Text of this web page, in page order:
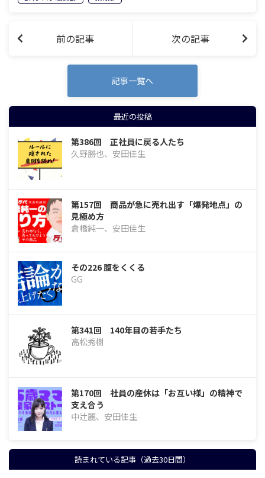
が起きています。 突然ですが、皆さん
前の記事 次の記事
記事一覧へ
最近の投稿
第386回 正社員に戻る人たち
久野勝也、安田佳生
第157回 商品が急に売れ出す「爆発地点」の
見極め方
倉橋純一、安田佳生
その226 腹をくくる
GG
第341回 140年目の若手たち
高松秀樹
第170回 社員の産休は「お互い様」の精神で
支え合う
中辻麗、安田佳生
読まれている記事（過去30日間）